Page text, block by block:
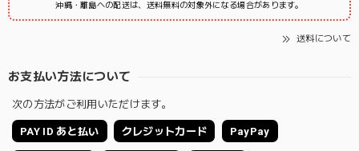
沖縄・離島への配送は、送料無料の対象外になる場合があります。
送料について
お支払い方法について
次の方法がご利用いただけます。
PAY ID あと払い クレジットカード PayPay